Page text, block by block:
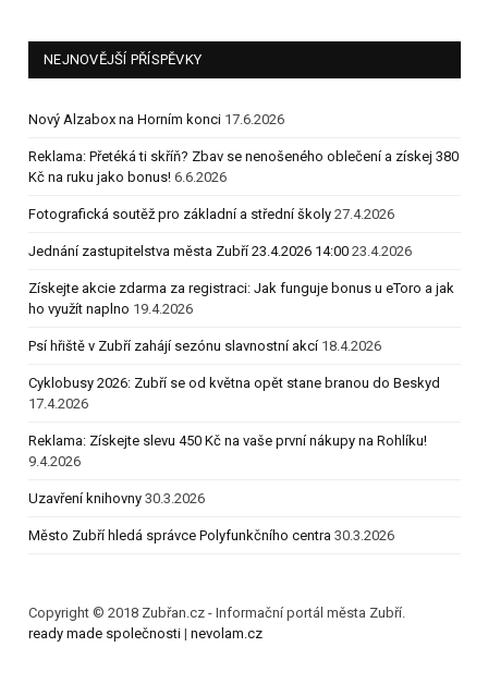
NEJNOVĚJŠÍ PŘÍSPĚVKY
Nový Alzabox na Horním konci 17.6.2026
Reklama: Přetéká ti skříň? Zbav se nenošeného oblečení a získej 380
Kč na ruku jako bonus! 6.6.2026
Fotografická soutěž pro základní a střední školy 27.4.2026
Jednání zastupitelstva města Zubří 23.4.2026 14:00 23.4.2026
Získejte akcie zdarma za registraci: Jak funguje bonus u eToro a jak
ho využít naplno 19.4.2026
Psí hřiště v Zubří zahájí sezónu slavnostní akcí 18.4.2026
Cyklobusy 2026: Zubří se od května opět stane branou do Beskyd
17.4.2026
Reklama: Získejte slevu 450 Kč na vaše první nákupy na Rohlíku!
9.4.2026
Uzavření knihovny 30.3.2026
Město Zubří hledá správce Polyfunkčního centra 30.3.2026
Copyright © 2018 Zubřan.cz - Informační portál města Zubří.
ready made společnosti | nevolam.cz